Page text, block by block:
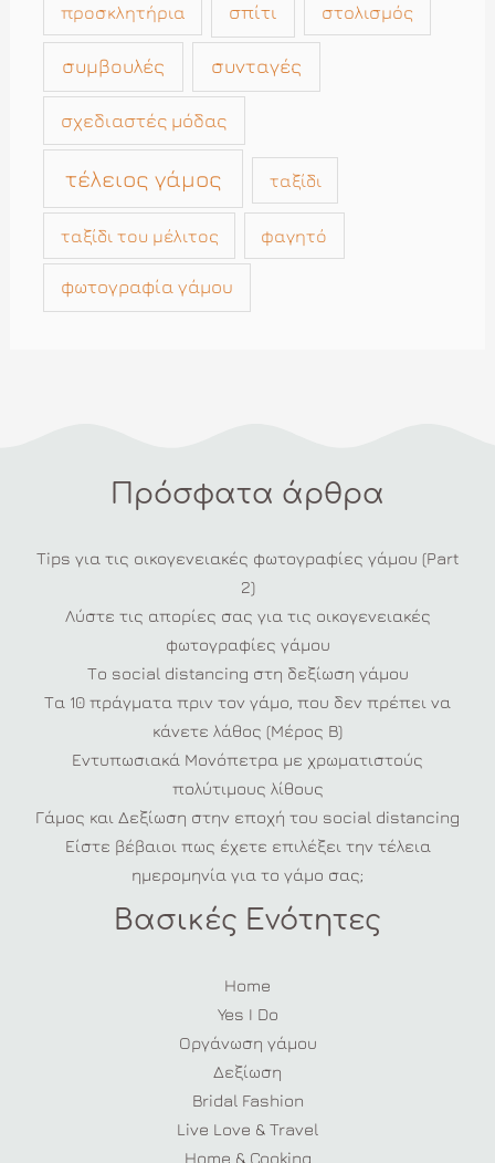
προσκλητήρια σπίτι στολισμός
συμβουλές συνταγές
σχεδιαστές μόδας
τέλειος γάμος ταξίδι
ταξίδι του μέλιτος φαγητό
φωτογραφία γάμου
Πρόσφατα άρθρα
Tips για τις οικογενειακές φωτογραφίες γάμου (Part
2)
Λύστε τις απορίες σας για τις οικογενειακές
φωτογραφίες γάμου
Το social distancing στη δεξίωση γάμου
Τα 10 πράγματα πριν τον γάμο, που δεν πρέπει να
κάνετε λάθος (Μέρος Β)
Εντυπωσιακά Μονόπετρα με χρωματιστούς
πολύτιμους λίθους
Γάμος και Δεξίωση στην εποχή του social distancing
Είστε βέβαιοι πως έχετε επιλέξει την τέλεια
ημερομηνία για το γάμο σας;
Βασικές Ενότητες
Home
Yes I Do
Οργάνωση γάμου
Δεξίωση
Bridal Fashion
Live Love & Travel
Home & Cooking